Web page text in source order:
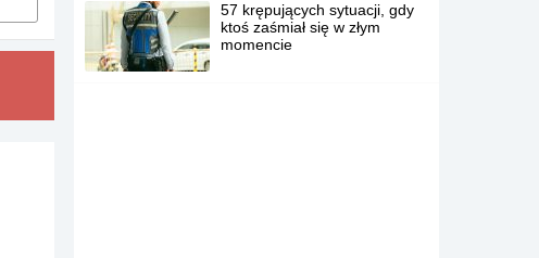
57 krępujących sytuacji, gdy
ktoś zaśmiał się w złym
momencie